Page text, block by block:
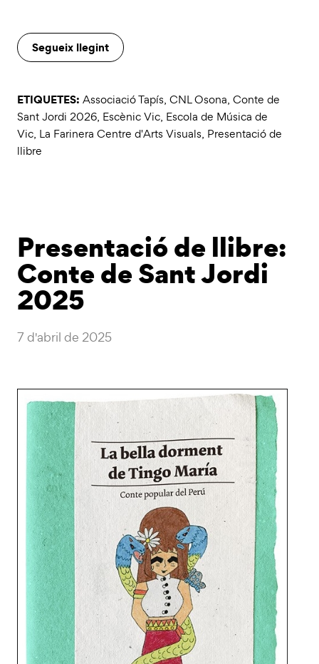
Segueix llegint
ETIQUETES: Associació Tapís, CNL Osona, Conte de
Sant Jordi 2026, Escènic Vic, Escola de Música de
Vic, La Farinera Centre d'Arts Visuals, Presentació de
llibre
Presentació de llibre:
Conte de Sant Jordi
2025
7 d'abril de 2025